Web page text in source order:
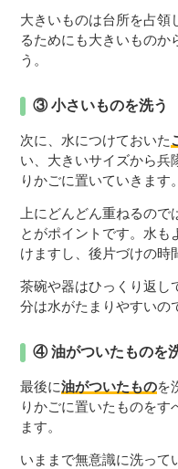
大きいものは台所を占領
るためにも大きいものか
う。
③ 小さいものを洗う
次に、水につけておいた
い、大きいサイズから兵
りかごに置いていきます。
上にどんどん重ねるの
とがポイントです。水も
けますし、後片づけの時
茶碗や器はひっくり返し
分は水がたまりやすいの
④ 油がついたものを
最後に油がついたものを
りかごに置いたものをす
ます。
いままで無意識に洗って